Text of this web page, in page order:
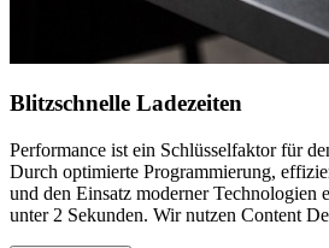
Blitzschnelle Ladezeiten
Performance ist ein Schlüsselfaktor für
Durch optimierte Programmierung,
und den Einsatz moderner Technologien
unter 2 Sekunden. Wir nutzen Content